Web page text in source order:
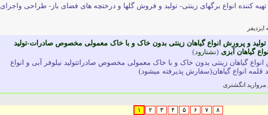
تهیه کننده انواع برگهای زینتی- تولید و فروش گلها و درختچه های فضای باز- طراحی واجرای
تولید و پرورش انواع گیاهان زینتی بدون خاک و با خاک معمولی مخصوص صادرات-تولید
گیاهان آبزی (نشتارود)
انواع گیاهان زینتی بدون خاک و با خاک معمولی مخصوص صادراتتولید نیلوفر آبی و انواع
قلمه انواع گیاهان(سفارش پذیرفته میشود)
انگشتری
۱ ۲ ۳ ۴ ۵ ۶ ۷ ۸